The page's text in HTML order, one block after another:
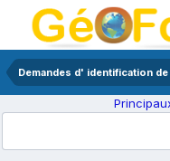
Demandes d' identification